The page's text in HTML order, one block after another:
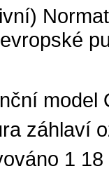
model
záhlaví
1 18